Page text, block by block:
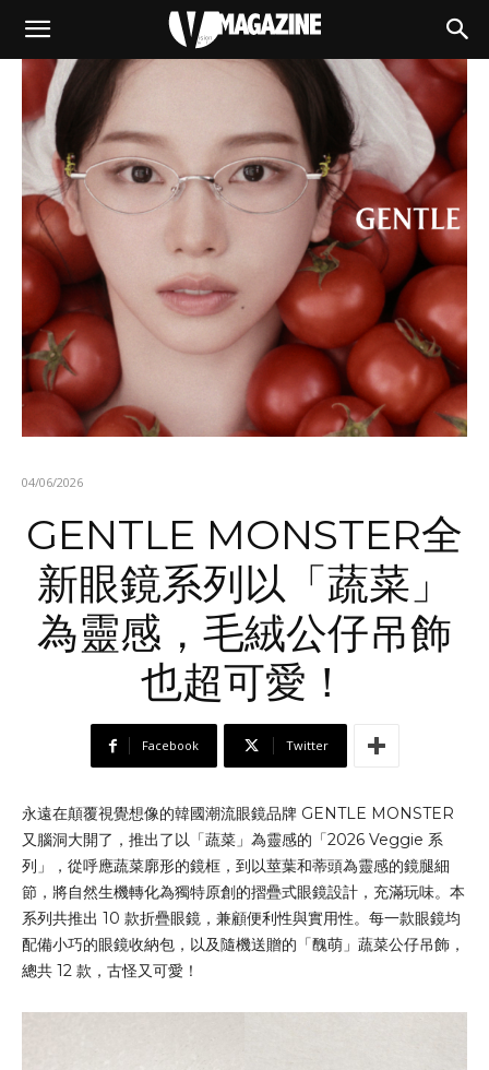
04/06/2026
GENTLE MONSTER全
新眼鏡系列以「蔬菜」
為靈感，毛絨公仔吊飾
也超可愛！
Facebook Twitter
永遠在顛覆視覺想像的韓國潮流眼鏡品牌 GENTLE MONSTER
又腦洞大開了，推出了以「蔬菜」為靈感的「2026 Veggie 系
列」，從呼應蔬菜廓形的鏡框，到以莖葉和蒂頭為靈感的鏡腿細
節，將自然生機轉化為獨特原創的摺疊式眼鏡設計，充滿玩味。本
系列共推出 10 款折疊眼鏡，兼顧便利性與實用性。每一款眼鏡均
配備小巧的眼鏡收納包，以及隨機送贈的「醜萌」蔬菜公仔吊飾，
總共 12 款，古怪又可愛！